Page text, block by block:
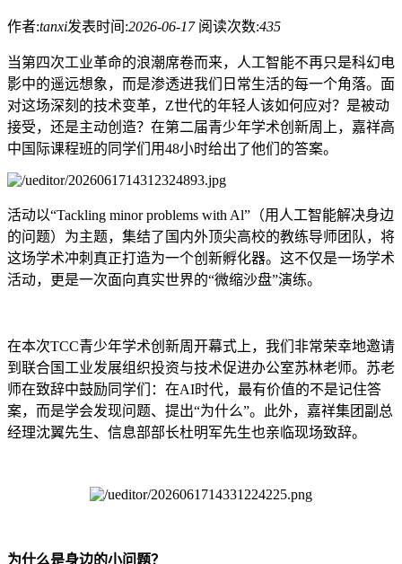
作者:tanxi发表时间:2026-06-17阅读次数:435
当第四次工业革命的浪潮席卷而来，人工智能不再只是科幻电
影中的遥远想象，而是渗透进我们日常生活的每一个角落。面
对这场深刻的技术变革，Z世代的年轻人该如何应对？是被动
接受，还是主动创造？在第二届青少年学术创新周上，嘉祥高
中国际课程班的同学们用48小时给出了他们的答案。
活动以“Tackling minor problems with Al”（用人工智能解决身边
的问题）为主题，集结了国内外顶尖高校的教练导师团队，将
这场学术冲刺真正打造为一个创新孵化器。这不仅是一场学术
活动，更是一次面向真实世界的“微缩沙盘”演练。
在本次TCC青少年学术创新周开幕式上，我们非常荣幸地邀请
到联合国工业发展组织投资与技术促进办公室苏林老师。苏老
师在致辞中鼓励同学们：在AI时代，最有价值的不是记住答
案，而是学会发现问题、提出“为什么”。此外，嘉祥集团副总
经理沈翼先生、信息部部长杜明军先生也亲临现场致辞。
为什么是身边的小问题？